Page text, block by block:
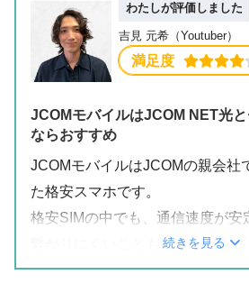
わたしが評価しました
吉見 元希（Youtuber）
満足度
JCOMモバイルはJCOM NET光
ならおすすめ
JCOMモバイルはJCOMの親会社
た格安スマホです。
格安SIMの中でも、 通信速度が安
繋がりにくいこともほとんどあり
そして何より、JCOMモバイル最
続きを見る